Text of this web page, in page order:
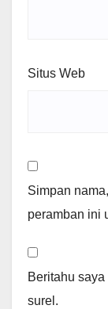
Situs Web
Simpan
peramban ini
Beritahu
surel.